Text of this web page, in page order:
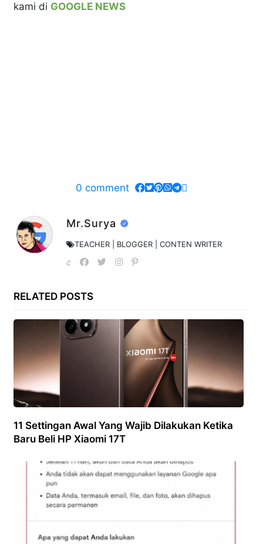
kami di GOOGLE NEWS
0 comment
Mr.Surya
TEACHER | BLOGGER | CONTEN WRITER
RELATED POSTS
11 Settingan Awal Yang Wajib Dilakukan Ketika
Baru Beli HP Xiaomi 17T